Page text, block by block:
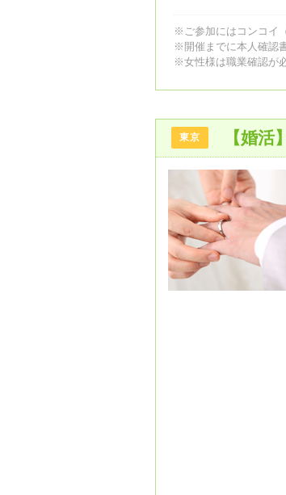
※ご参加にはコンコイ
※開催までに本人確認
※女性様は職業確認が
東京 【婚